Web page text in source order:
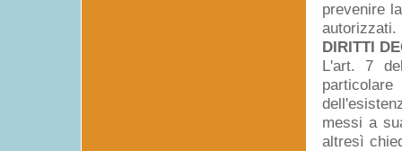
prevenire
autorizzati.
DIRITTI
L'art. 7
messi a
altresì